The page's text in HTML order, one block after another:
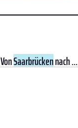
VonSaarbrückennach ...